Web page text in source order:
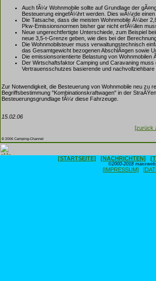
Auch fÃ¼r Wohnmobile sollte auf Grundlage der
Besteuerung eingefÃ¼hrt werden. Dies wÃ¼rde
Die Tatsache, dass die meisten Wohnmobile Ã¼ber
Pkw-Emissionsnormen bisher gar nicht erfÃ¼llen
Neue ungerechtfertigte Unterschiede, zum Beispiel
neue 3,5-t-Grenze geben, wie dies bei der
Die Wohnmobilsteuer muss verwaltungstechnisch
das Gesamtgewicht bezogenen AbschlÃ¤gen sowie
Die emissionsorientierte Belastung von
Der Wirtschaftsfaktor Camping und Caravaning
Vertrauensschutzes basierende und
Zur Notwendigkeit, die Besteuerung von Wohnmobile neu zu
Begriffsbestimmung "Kombinationskraftwagen" in der
Besteuerungsgrundlage fÃ¼r diese Fahrzeuge.
15.02.06
[zurück
© 2006 Camping-Channel
[STARTSEITE] [NACHRICHTEN]
©2000-2018
[IMPRESSUM]